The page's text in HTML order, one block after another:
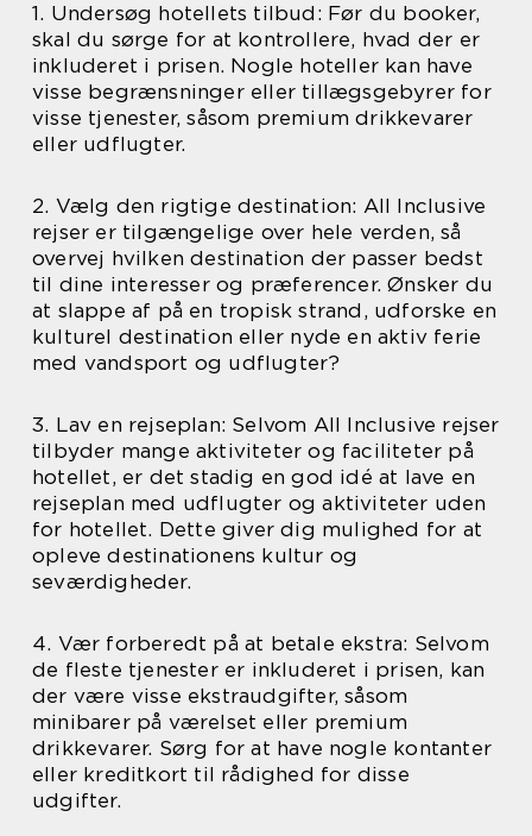
1. Undersøg hotellets tilbud: Før du booker,
skal du sørge for at kontrollere, hvad der er
inkluderet i prisen. Nogle hoteller kan have
visse begrænsninger eller tillægsgebyrer for
visse tjenester, såsom premium drikkevarer
eller udflugter.
2. Vælg den rigtige destination: All Inclusive
rejser er tilgængelige over hele verden, så
overvej hvilken destination der passer bedst
til dine interesser og præferencer. Ønsker du
at slappe af på en tropisk strand, udforske en
kulturel destination eller nyde en aktiv ferie
med vandsport og udflugter?
3. Lav en rejseplan: Selvom All Inclusive rejser
tilbyder mange aktiviteter og faciliteter på
hotellet, er det stadig en god idé at lave en
rejseplan med udflugter og aktiviteter uden
for hotellet. Dette giver dig mulighed for at
opleve destinationens kultur og
seværdigheder.
4. Vær forberedt på at betale ekstra: Selvom
de fleste tjenester er inkluderet i prisen, kan
der være visse ekstraudgifter, såsom
minibarer på værelset eller premium
drikkevarer. Sørg for at have nogle kontanter
eller kreditkort til rådighed for disse
udgifter.